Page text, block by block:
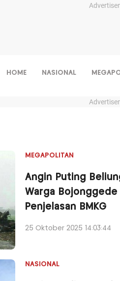
HOME NASIONAL
MEGAPOLITAN
Angin Puting
Warga
Penjelasan BMKG
25 Oktober 2025 14:03:44
NASIONAL